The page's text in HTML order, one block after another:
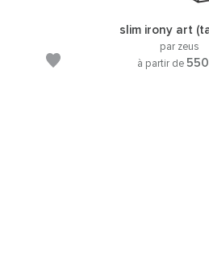
slim irony art
par zeus
à partir de